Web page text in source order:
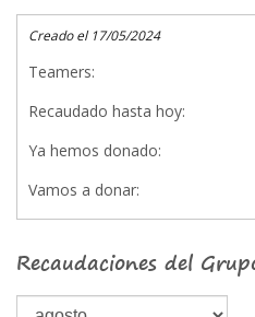
Creado el 17/05/2024
Teamers:
Recaudado hasta hoy:
Ya hemos donado:
Vamos a donar:
Recaudaciones del